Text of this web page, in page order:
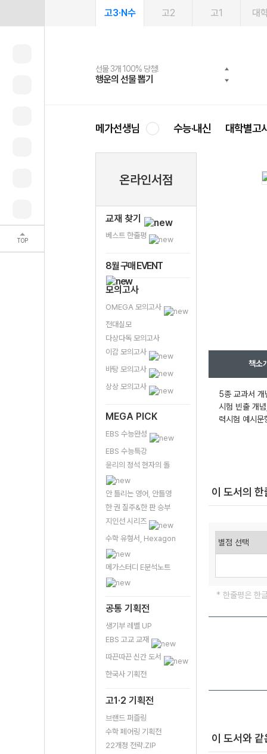
TOP
고3·N수 고2 고1 대
선물 3개 100% 당첨!
행운의 선물 뽑기
선물 100% 증정!
메가스터디 X 올리브
여름방학 스터디 캐시백
메가런 썸머스쿨
2027 러셀 단과
강사 공개선발
스마트러닝앱
설문 EVENT
메가패스
3일 무료 체험권
메가패스 수강생 무료혜택!
메가클럽 멤버십
사회공헌 캠페인
희망이룸 메가나눔
메가선생님 수능·내신 대학별고
온라인서점
교재 찾기
베스트 한줄평
8월 구매 EVENT
모의고사
OMEGA 모의고사
전대실모
다상다독 모의고사
이감 모의고사
바탕 모의고사
상상 모의고사
MEGA PICK
EBS 수능완성
EBS 수능특강
윤리의 정석 현자의 돌
안 틀리는 영어, 안틀영
한 권 질주&한 판 승부
지인선 시리즈
수학 유형서, Hexagon
메가스터디 E분석노트
공통 기획전
생기부 레벨 UP
EBS 고교 교재
따끈따끈 신간 도서
한국사 기획전
고1·2 기획전
브랜드 퍼즐링
수학 페어링 기획전
22개정 전략.ZIP
책소
5종 교과서 개
시험 빈출 개
력시험 예시
이 도서의 한
* 한줄평은 한
이 도서와